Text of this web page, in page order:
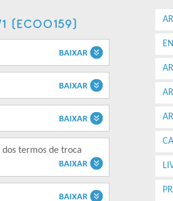
(ECO0159)
termos de troca